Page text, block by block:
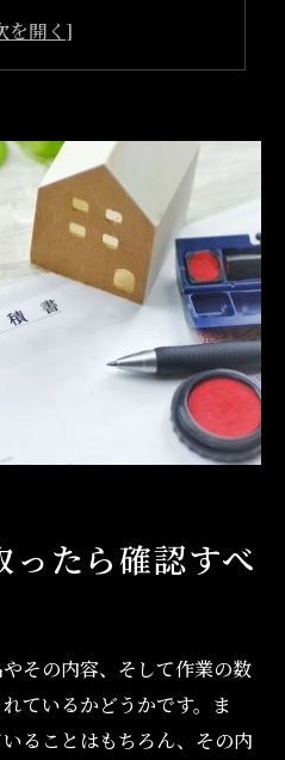
門用語の意味
ったら確認すべ
その内容、そして作業の数
ているかどうかです。ま
ることはもちろん、その内